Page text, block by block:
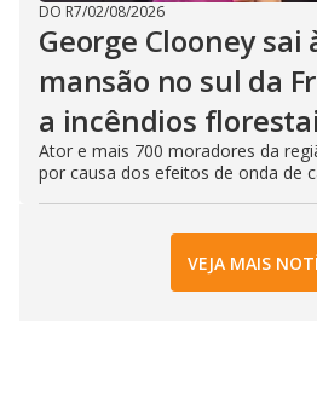
DO R7/02/08/2026
George Clooney sai
mansão no sul da
a incêndios
Ator e mais 700 moradores da
por causa dos efeitos de onda de
VEJA MAIS